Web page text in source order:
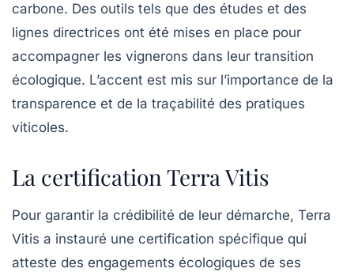
carbone. Des outils tels que des études et des
lignes directrices ont été mises en place pour
accompagner les vignerons dans leur transition
écologique. L’accent est mis sur l’importance de la
transparence et de la traçabilité des pratiques
viticoles.
La certification Terra Vitis
Pour garantir la crédibilité de leur démarche, Terra
Vitis a instauré une certification spécifique qui
atteste des engagements écologiques de ses